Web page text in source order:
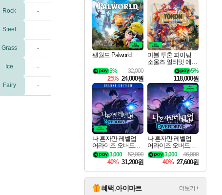
Rock -
Steel -
Grass -
Ice -
Fairy -
최대 90% 할인가를 만나보세요!
네이버혜택과 함께 만나보세요!
이니&베니 혜택까지!
네이버 혜택가와 함께 예약하세요!
할인&네이버혜택으로 만나보세요!
네이버페이 혜택과 만나보세요!
40주년 프로모션으로 만나보세요!
네이버 포인트 혜택까지!
할인가에 만나보세요!
일부 에디션 상시 할인!
혜택으로 예약 판매 중
편안하게 충전하세요
팰월드 Palworld
32,000
5%
25% 24,000원
마블 투혼 파이팅
소울즈 얼티밋 에디
션 예약구매 MARV
EL Tokon Fighting S
ouls Ultimate Edition
Pre-Purchase
5%
118,000원
나 혼자만 레벨업
어라이즈 오버드라
이브 디럭스 에디션
Solo Leveling Arise
Overdrive Deluxe Edi
tion
52,000
3,000
40% 31,200원
나 혼자만 레벨업
어라이즈 오버드라
이브 Solo Leveling A
rise
46,000
3,000
40% 27,600원
혜택.아이마트 더보기+